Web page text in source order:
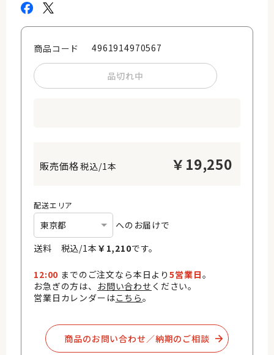
商品コード 4961914970567
品切れ中
税込/1本 ￥ 19,250
配送エリア
へのお届けで
送料 税込/1本 ￥ 1,210です。
12:00 までのご注文なら本日より5営業日。
お急ぎの方は、 お問い合わせ ください。
営業日カレンダーはこちら。
商品のお問い合わせ／納期のご相談​